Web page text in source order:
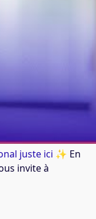
juste ici ✨ En
invite à